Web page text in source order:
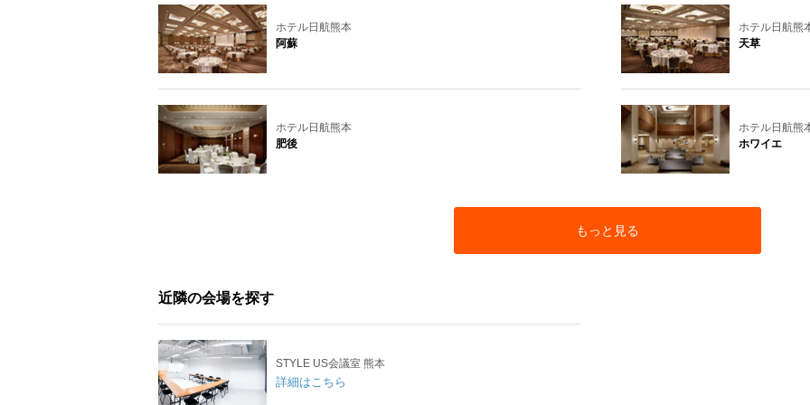
ホテル日航熊本
阿蘇
ホテル日航熊
天草
ホテル日航熊本
肥後
ホテル日航熊
ホワイエ
もっと見る
近隣の会場を探す
STYLE US会議室 熊本
詳細はこちら